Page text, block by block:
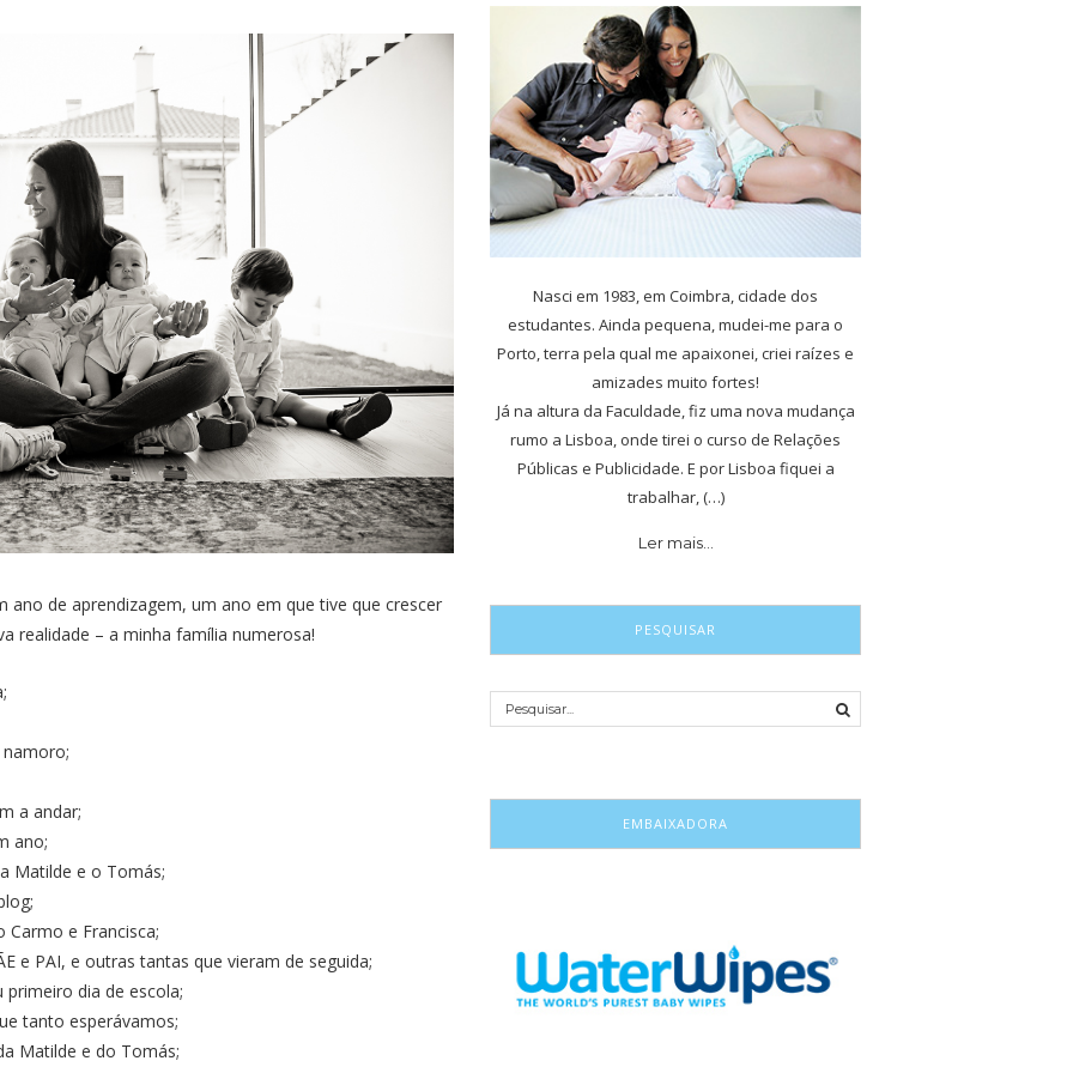
ano de aprendizagem, um ano em que tive que crescer
realidade – a minha família numerosa!
a andar;
ano;
Matilde e o Tomás;
Carmo e Francisca;
e PAI, e outras tantas que vieram de seguida;
dia de escola;
tanto esperávamos;
Matilde e do Tomás;
Nasci em 1983, em Coimbra, cidade dos
estudantes. Ainda pequena, mudei-me para o
Porto, terra pela qual me apaixonei, criei raízes e
amizades muito fortes!
Já na altura da Faculdade, fiz uma nova mudança
rumo a Lisboa, onde tirei o curso de Relações
Públicas e Publicidade. E por Lisboa fiquei a
trabalhar, (…)
Ler mais…
PESQUISAR
EMBAIXADORA